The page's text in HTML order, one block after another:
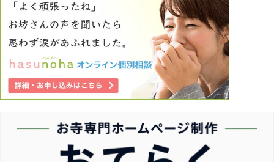
史の授業で宗教関連と国関連の話をする時には物凄く気を使
う。ということを話していたくらいです。 私はこの話をき
き、理解できないということは恐ろしいことだと思います。
お寺さんが細かいところまで心配して説明してるのにもかか
わらず… 上記二点について、お坊さん方が遭遇したらどの
ようにご対応されるでしょうか？ 正直、金を払えばなんと
かなる！がお参りの考えですかね？ 又これらのような場合
第三者の私はどうすれば良いですか？